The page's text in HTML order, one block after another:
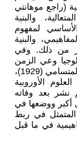
(راجع موهانتي
والبنية
لمفهوم
والبنية
من ذلك. وفي
وعي الزمن
الداخلي (1928)، و(المنطق الرسمي والمتسامي (1929)،
(1931)، و(أزمة العلوم الأوروبية
نشر بعد وفاته
أكبر ووضعها في
في ربط
في ما قبل